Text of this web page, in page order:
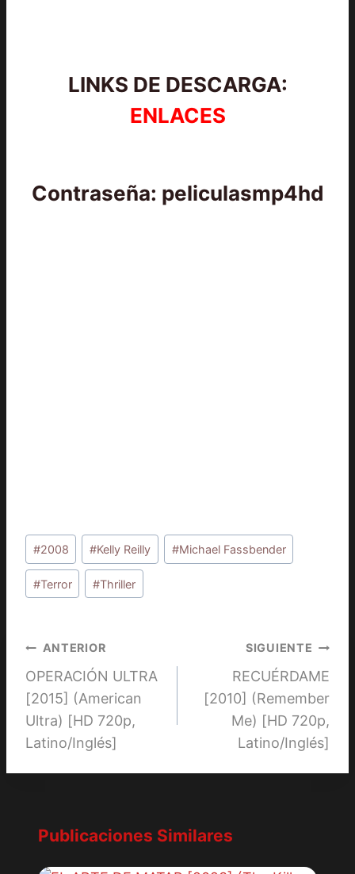
LINKS DE DESCARGA:
ENLACES
Contraseña: peliculasmp4hd
Etiquetas
de
la
#2008 #Kelly Reilly #Michael Fassbender
#Terror #Thriller
Navegación
de
entradas
ANTERIOR
OPERACIÓN ULTRA
[2015] (American
Ultra) [HD 720p,
Latino/Inglés]
SIGUIENTE
RECUÉRDAME
[2010] (Remember
Me) [HD 720p,
Latino/Inglés]
Publicaciones Similares